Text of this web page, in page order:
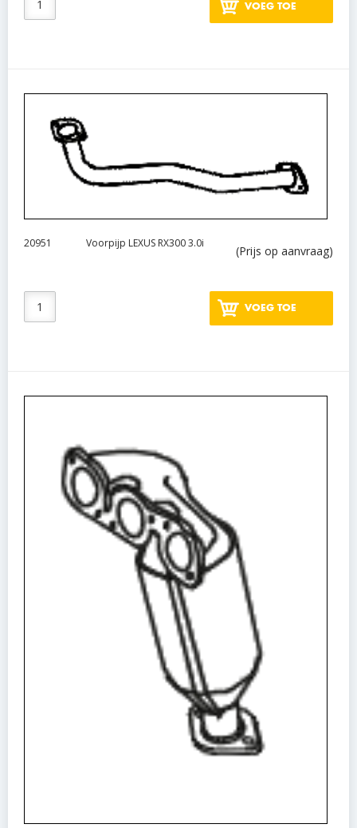
VOEG TOE
20951 Voorpijp LEXUS RX300 3.0i
(Prijs op aanvraag)
VOEG TOE